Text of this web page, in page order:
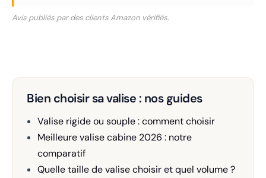
Avis publiés par des clients Amazon vérifiés.
Bien choisir sa valise : nos guides
Valise rigide ou souple : comment choisir
Meilleure valise cabine 2026 : notre
comparatif
Quelle taille de valise choisir et quel volume ?